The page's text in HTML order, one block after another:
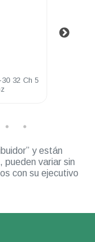
32 Ch 5
y están
pueden variar sin
con su ejecutivo